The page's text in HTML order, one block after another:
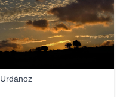
Urdánoz